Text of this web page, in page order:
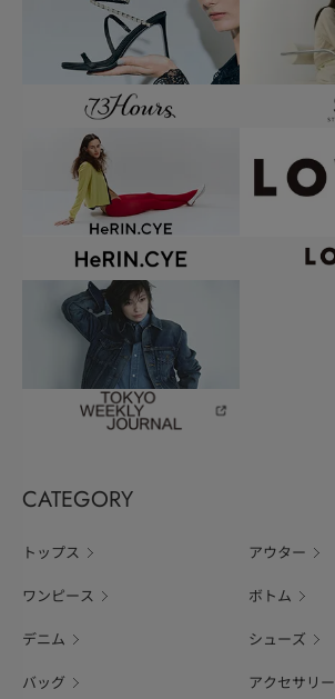
CATEGORY
トップス アウター
ワンピース ボトム
デニム シューズ
バッグ アクセサリー